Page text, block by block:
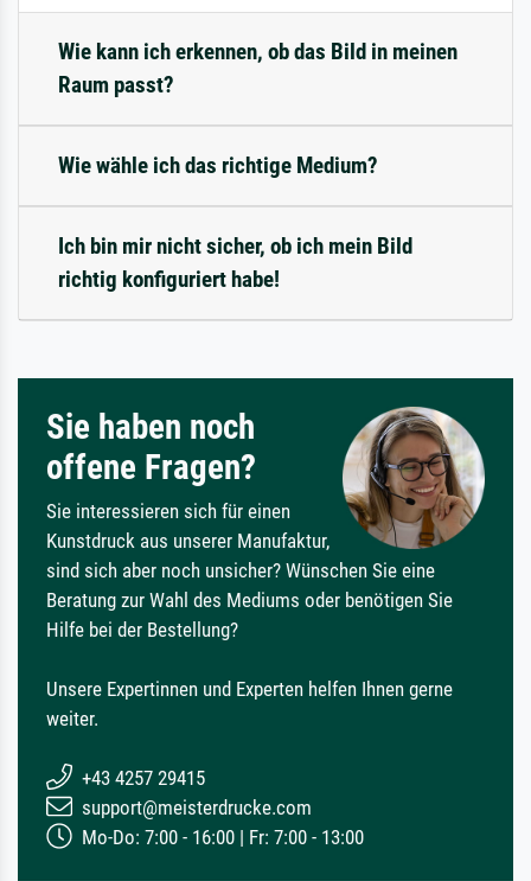
Wie kann ich erkennen, ob das Bild in meinen
Raum passt?
Wie wähle ich das richtige Medium?
Ich bin mir nicht sicher, ob ich mein Bild
richtig konfiguriert habe!
Sie haben noch
offene Fragen?
Sie interessieren sich für einen
Kunstdruck aus unserer Manufaktur,
sind sich aber noch unsicher? Wünschen Sie eine
Beratung zur Wahl des Mediums oder benötigen Sie
Hilfe bei der Bestellung?
Unsere Expertinnen und Experten helfen Ihnen gerne
weiter.
+43 4257 29415
support@meisterdrucke.com
Mo-Do: 7:00 - 16:00 | Fr: 7:00 - 13:00